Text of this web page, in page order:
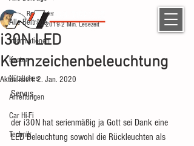
Alle Beiträge
Informationen
Kosten
Nützliches
Anleitungen
Car Hi-Fi
Technik
i30N LED
Kennzeichenbeleuchtung
Ron Binder
5. Dez. 20192 Min. Lesezeit
Aktualisiert:2. Jan. 2020
Servus,
der i30N hat serienmäßig ja Gott sei Dank eine
LED Beleuchtung sowohl die Rückleuchten als